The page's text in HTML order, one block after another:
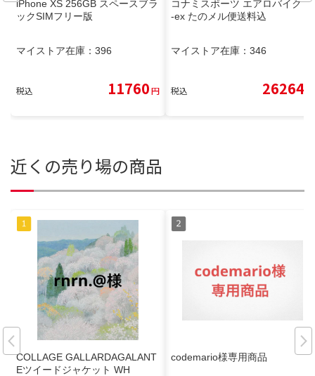
iPhone XS 256GB スペースブラ
ックSIMフリー版
マイストア在庫： 396
税込 11760円
コナミスポーツ エアロバイク Ai
-ex たのメル便送料込
マイストア在庫： 346
税込 26264
近くの売り場の商品
COLLAGE GALLARDAGALANT
Eツイードジャケット WH
codemario様専用商品